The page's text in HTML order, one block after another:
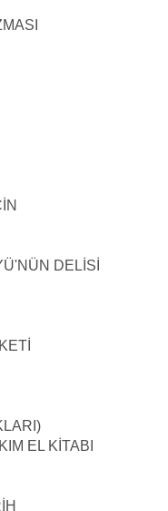
DELİSİ
EL KİTABI